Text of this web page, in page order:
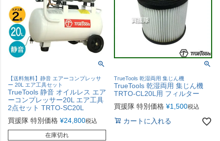
【送料無料】静音 エアーコンプレッサ
ー 20L エア工具セット
TrueTools 静音 オイルレス エア
ーコンプレッサー20L エア工具
2点セット TRTO-SC20L
買援隊 特別価格 ¥24,800税込
在庫切れ
TrueTools 乾湿両用 集じん機
TrueTools 乾湿両用 集じん機
TRTO-CL20L用 フィルター
買援隊 特別価格 ¥1,500税込
カートに入れる